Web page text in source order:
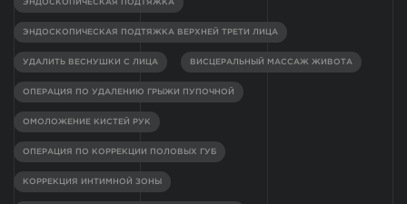
ЭНДОСКОПИЧЕСКАЯ ПОДТЯЖКА
ЭНДОСКОПИЧЕСКАЯ ПОДТЯЖКА ВЕРХНЕЙ ТРЕТИ ЛИЦА
УДАЛИТЬ ВЕСНУШКИ С ЛИЦА ВИСЦЕРАЛЬНЫЙ МАССАЖ ЖИВОТА
ОПЕРАЦИЯ ПО УДАЛЕНИЮ ГРЫЖИ ПУПОЧНОЙ
ОМОЛОЖЕНИЕ КИСТЕЙ РУК
ОПЕРАЦИЯ ПО КОРРЕКЦИИ ПОЛОВЫХ ГУБ
КОРРЕКЦИЯ ИНТИМНОЙ ЗОНЫ